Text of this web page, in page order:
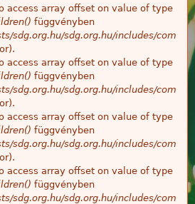
access array offset on value of type
függvényben
sdg.org.hu/sdg.org.hu/includes/com
access array offset on value of type
függvényben
sdg.org.hu/sdg.org.hu/includes/com
access array offset on value of type
függvényben
sdg.org.hu/sdg.org.hu/includes/com
access array offset on value of type
függvényben
sdg.org.hu/sdg.org.hu/includes/com